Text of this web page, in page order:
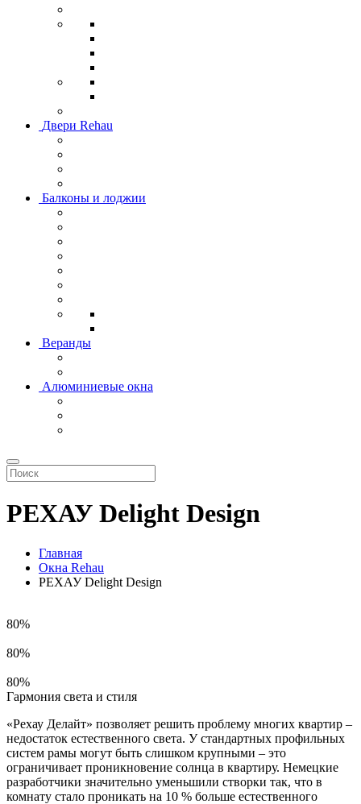
Двери Rehau
Балконы и лоджии
Веранды
Алюминиевые окна
РЕХАУ Delight Design
Главная
Окна Rehau
РЕХАУ Delight Design
80%
80%
80%
Гармония света и стиля
«Рехау Делайт» позволяет решить проблему многих квартир –
недостаток естественного света. У стандартных профильных
систем рамы могут быть слишком крупными – это
ограничивает проникновение солнца в квартиру. Немецкие
разработчики значительно уменьшили створки так, что в
комнату стало проникать на 10 % больше естественного